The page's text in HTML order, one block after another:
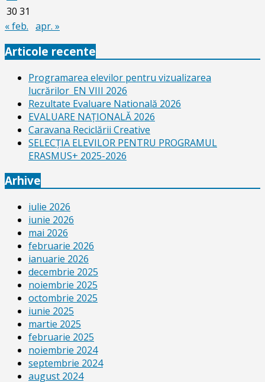
30 31
« feb. apr. »
Articole recente
Programarea elevilor pentru vizualizarea
lucrărilor_EN VIII 2026
Rezultate Evaluare Natională 2026
EVALUARE NAŢIONALĂ 2026
Caravana Reciclării Creative
SELECŢIA ELEVILOR PENTRU PROGRAMUL
ERASMUS+ 2025-2026
Arhive
iulie 2026
iunie 2026
mai 2026
februarie 2026
ianuarie 2026
decembrie 2025
noiembrie 2025
octombrie 2025
iunie 2025
martie 2025
februarie 2025
noiembrie 2024
septembrie 2024
august 2024